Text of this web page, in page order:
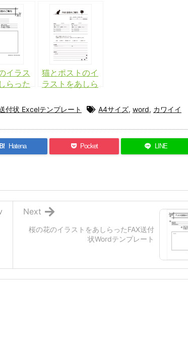
イラス
らった
ート
猫とポストのイ
ラストをあしら
Wordテンプレー
付状 Excelテンプレート A4サイズ, word, カワイイ
B! Hatena Pocket LINE
桜の花のイラストをあしらったFAX送付
状Wordテンプレート
Next